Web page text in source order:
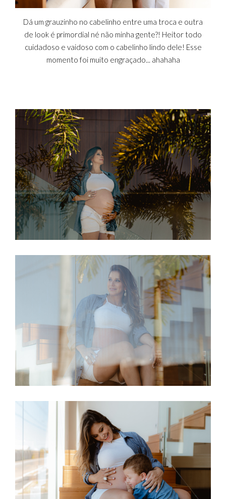
Dá um grauzinho no cabelinho entre uma troca e outra
de look é primordial né não minha gente?! Heitor todo
cuidadoso e vaidoso com o cabelinho lindo dele! Esse
momento foi muito engraçado... ahahaha